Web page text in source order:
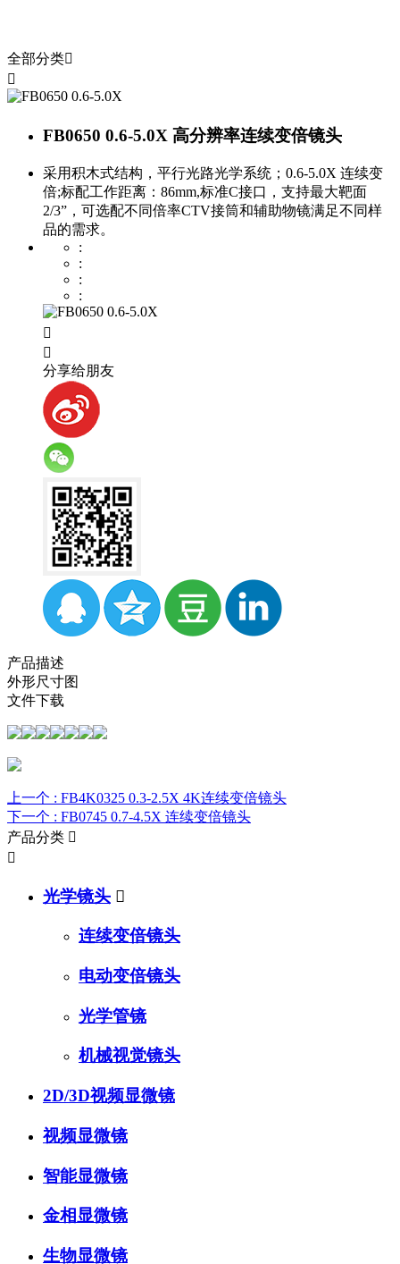
全部分类

FB0650 0.6-5.0X 高分辨率连续变倍镜头
采用积木式结构，平行光路光学系统；0.6-5.0X 连续变
倍;标配工作距离：86mm,标准C接口，支持最大靶面
2/3”，可选配不同倍率CTV接筒和辅助物镜满足不同样
品的需求。
:
:
:
:


分享给朋友
产品描述
外形尺寸图
文件下载
上一个 : FB4K0325 0.3-2.5X 4K连续变倍镜头
下一个 : FB0745 0.7-4.5X 连续变倍镜头
产品分类 

光学镜头 
连续变倍镜头
电动变倍镜头
光学管镜
机械视觉镜头
2D/3D视频显微镜
视频显微镜
智能显微镜
金相显微镜
生物显微镜